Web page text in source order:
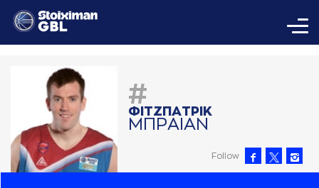
#
ΦΙΤΖΠAΤΡΙΚ
ΜΠΡAΙAΝ
Follow